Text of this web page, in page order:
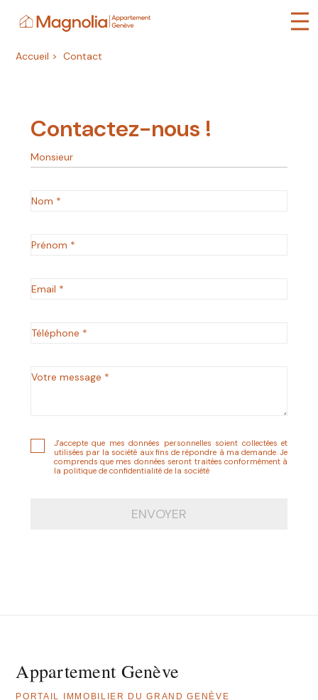
Accueil >Contact
Contactez-nous !
J'accepte que mes données personnelles soient collectées et
utilisées par la société aux fins de répondre à ma demande. Je
comprends que mes données seront traitées conformément à
la politique de confidentialité de la société
Appartement Genève
PORTAIL IMMOBILIER DU GRAND GENÈVE